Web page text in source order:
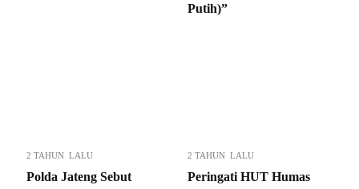
Putih)”
2 TAHUN LALU
Polda Jateng Sebut
2 TAHUN LALU
Peringati HUT Humas